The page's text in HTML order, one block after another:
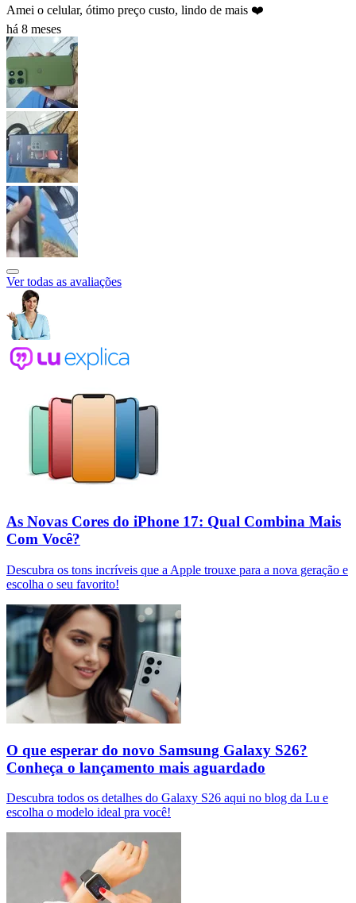
Amei o celular, ótimo preço custo, lindo de mais ❤️
há 8 meses
Ver todas as avaliações
As Novas Cores do iPhone 17: Qual Combina Mais
Com Você?
Descubra os tons incríveis que a Apple trouxe para a nova geração e
escolha o seu favorito!
O que esperar do novo Samsung Galaxy S26?
Conheça o lançamento mais aguardado
Descubra todos os detalhes do Galaxy S26 aqui no blog da Lu e
escolha o modelo ideal pra você!